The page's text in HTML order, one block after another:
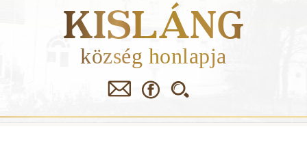
KISLÁNG
község honlapja